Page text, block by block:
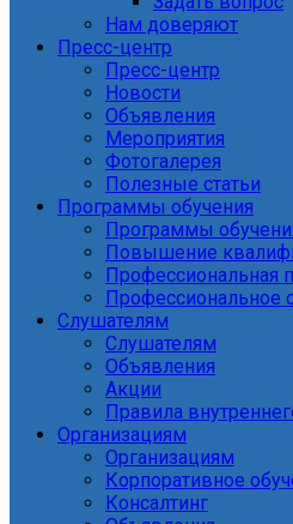
Нам доверяют
Пресс-центр
Пресс-центр
Новости
Объявления
Мероприятия
Фотогалерея
Полезные статьи
Программы обучения
Программы
Повышение
Профессиональная
Профессиональное
Слушателям
Слушателям
Объявления
Акции
Правила
Организациям
Организациям
Корпоративное
Консалтинг